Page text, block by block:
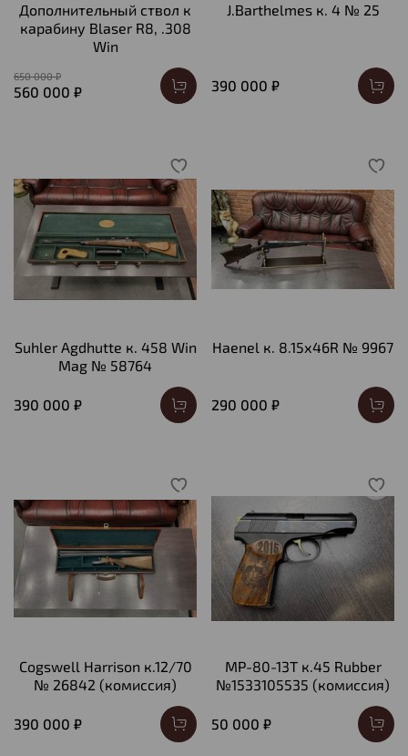
Дополнительный ствол к
карабину Blaser R8, .308
Win
650 000 ₽
560 000 ₽
J.Barthelmes к. 4 № 25
390 000 ₽
Suhler Agdhutte к. 458 Win
Mag № 58764
390 000 ₽
Haenel к. 8.15х46R № 9967
290 000 ₽
Cogswell Harrison к.12/70
№ 26842 (комиссия)
390 000 ₽
МР-80-13Т к.45 Rubber
№1533105535 (комиссия)
50 000 ₽